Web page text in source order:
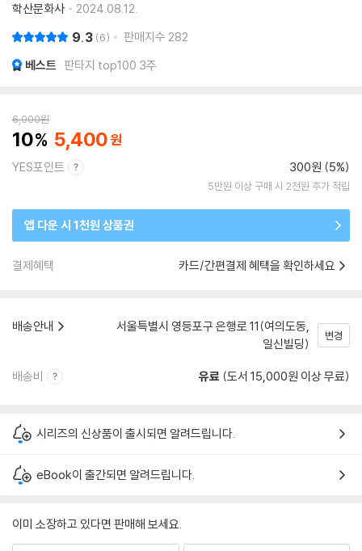
학산문화사
2024.08.12.
9.3 6 판매지수 282
베스트 판타지 top100 3주
6,000원
10 5,400
YES포인트 300원 (5%)
5만원 이상 구매 시 2천원 추가 적립
앱 다운 시 1천원 상품권
결제혜택 카드/간편결제 혜택을 확인하세요
배송안내
서울특별시 영등포구 은행로 11(여의도동,
일신빌딩)
변경
배송비 유료 (도서 15,000원 이상 무료)
시리즈의 신상품이 출시되면 알려드립니다.
eBook이 출간되면 알려드립니다.
이미 소장하고 있다면 판매해 보세요.